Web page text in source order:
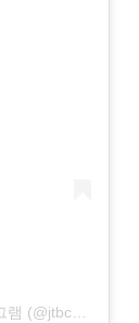
A post shared by JTBC 드라마 공식 인스타그램 (@jtbcdrama)